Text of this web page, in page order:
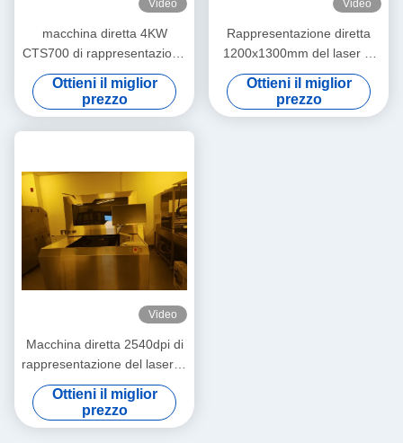
Video
macchina diretta 4KW
CTS700 di rappresentazione
del laser 12700dpi
Ottieni il miglior
prezzo
Video
Rappresentazione diretta
1200x1300mm del laser di
vetro 133LPI LDI del veicolo
Ottieni il miglior
prezzo
Video
Macchina diretta 2540dpi di
rappresentazione del laser di
CTS700 133LPI
Ottieni il miglior
prezzo